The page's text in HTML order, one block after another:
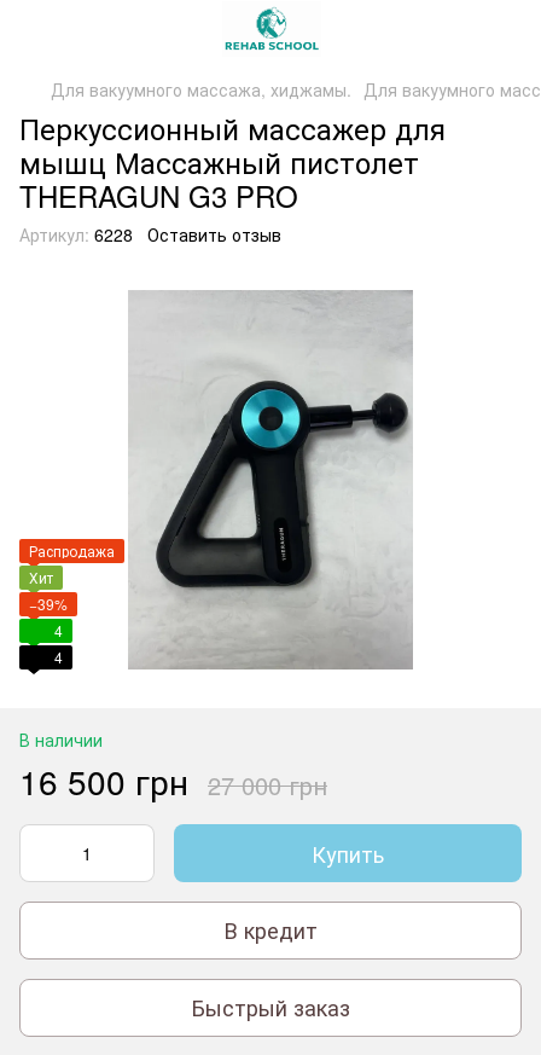
Для вакуумного массажа, хиджамы. Для вакуумного
Перкуссионный массажер для
мышц Массажный пистолет
THERAGUN G3 PRO
Артикул: 6228 Оставить отзыв
Распродажа
Хит
−39%
4
4
В наличии
16 500 грн 27 000 грн
Купить
В кредит
Быстрый заказ